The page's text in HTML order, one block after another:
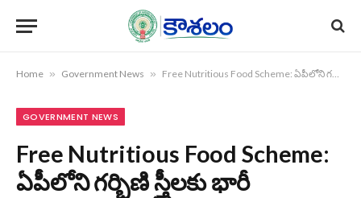
Home » Government News » Free Nutritious Food Scheme: ఏపీలోని గర్భిణి స్త్రీలకు భారీ శుభవార్త!.. మూడేళ్ల పాటు ఉచితంగా, వెంటనే ఇలా దరఖాస్తు చేస్కోండి!
GOVERNMENT NEWS
Free Nutritious Food Scheme:
ఏపీలోని గర్భిణి స్త్రీలకు భారీ